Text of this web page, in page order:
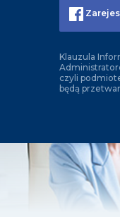
Klauzula
czyli
będą